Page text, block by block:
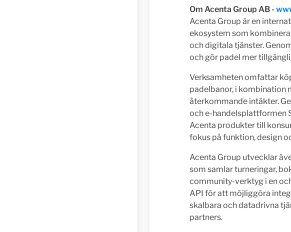
Om Acenta Group AB -
Acenta Group är en
ekosystem som
och digitala tjänster.
och gör padel mer
Verksamheten omfattar
padelbanor, i kombination
återkommande intäkter.
och e-handelsplattformen
Acenta produkter till
fokus på funktion, design
Acenta Group utvecklar
som samlar turneringar,
community-verktyg i en
API för att möjliggöra
skalbara och datadrivna
partners.